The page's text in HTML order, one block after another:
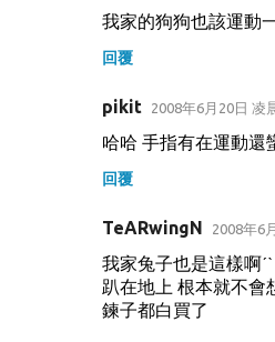
我家的狗狗也該運動
回覆
pikit 2008年6月20日 凌
哈哈 手指有在運動還
回覆
TeARwingN 2008年6
我家兔子也是這樣啊ˊˋ
趴在地上 根本就不會
鍊子都白買了